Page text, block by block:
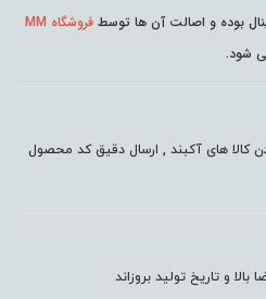
بوده و اصالت آن ها توسط فروشگاه MM
شود.
کالا های آکبند , ارسال دقیق کد محصول
و تاریخ تولید بروزاند